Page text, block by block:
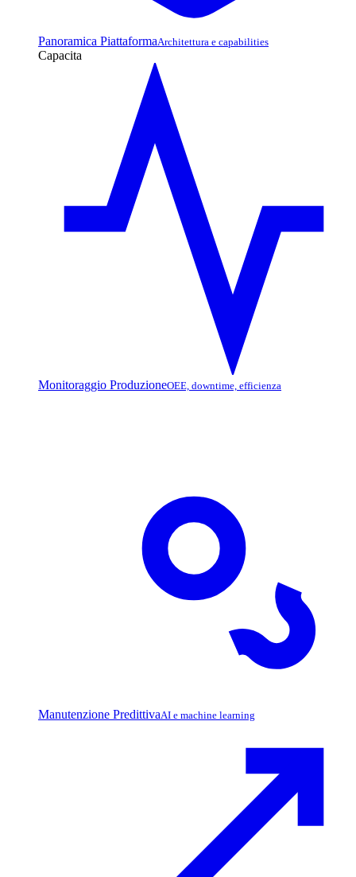
Panoramica PiattaformaArchitettura e capabilities
Capacita
Monitoraggio ProduzioneOEE, downtime, efficienza
Manutenzione PredittivaAI e machine learning